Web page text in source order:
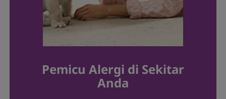
Pemicu Alergi di Sekitar
Anda